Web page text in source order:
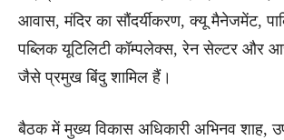
आवास, मंदिर का सौंदर्यीकरण, क्यू मैनेजमेंट,
पब्लिक यूटिलिटी कॉम्पलेक्स, रेन सेल्टर और
जैसे प्रमुख बिंदु शामिल हैं।
बैठक में मुख्य विकास अधिकारी अभिनव शाह,